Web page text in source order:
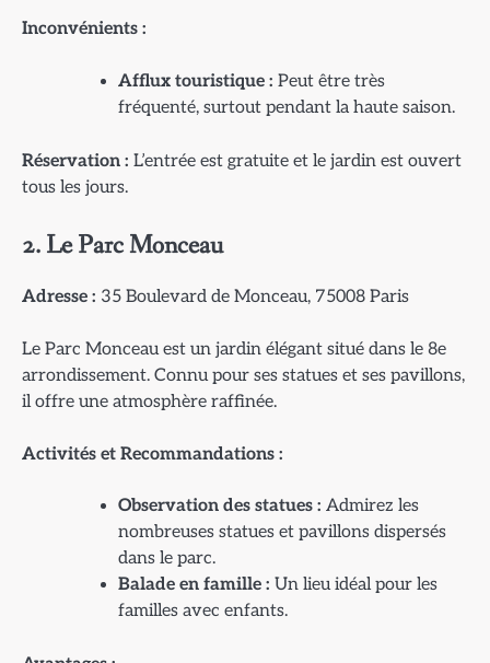
Inconvénients :
Afflux touristique : Peut être très
fréquenté, surtout pendant la haute saison.
Réservation : L’entrée est gratuite et le jardin est ouvert
tous les jours.
2. Le Parc Monceau
Adresse : 35 Boulevard de Monceau, 75008 Paris
Le Parc Monceau est un jardin élégant situé dans le 8e
arrondissement. Connu pour ses statues et ses pavillons,
il offre une atmosphère raffinée.
Activités et Recommandations :
Observation des statues : Admirez les
nombreuses statues et pavillons dispersés
dans le parc.
Balade en famille : Un lieu idéal pour les
familles avec enfants.